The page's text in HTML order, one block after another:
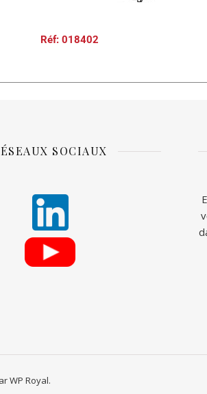
Réf: 018402
SOCIAUX
WP Royal.